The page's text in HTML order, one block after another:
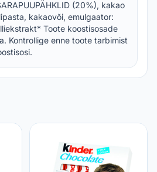
(20%), kakao
kakaovõi, emulgaator:
Toote koostisosade
Kontrollige enne toote tarbimist